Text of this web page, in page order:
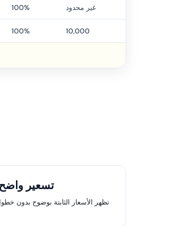
100% غير محدود
100% 10,000
تسعير
تظهر الأسعار الثابتة بوضوح بدون